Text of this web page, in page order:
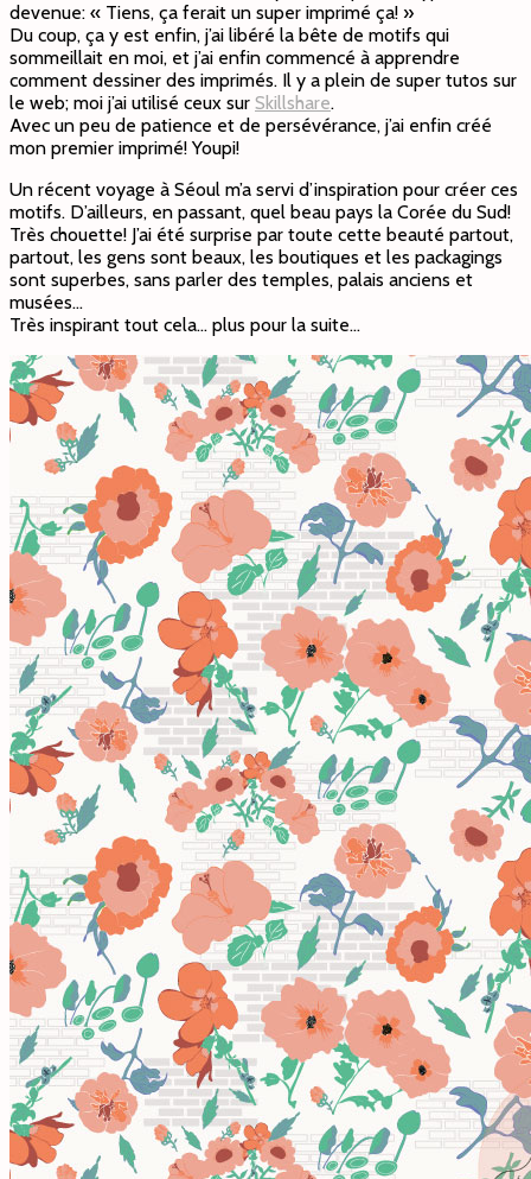
devenue: « Tiens, ça ferait un super imprimé ça! »
Du coup, ça y est enfin, j’ai libéré la bête de motifs qui
sommeillait en moi, et j’ai enfin commencé à apprendre
comment dessiner des imprimés. Il y a plein de super tutos sur
le web; moi j’ai utilisé ceux sur Skillshare.
Avec un peu de patience et de persévérance, j’ai enfin créé
mon premier imprimé! Youpi!
Un récent voyage à Séoul m’a servi d’inspiration pour créer ces
motifs. D’ailleurs, en passant, quel beau pays la Corée du Sud!
Très chouette! J’ai été surprise par toute cette beauté partout,
partout, les gens sont beaux, les boutiques et les packagings
sont superbes, sans parler des temples, palais anciens et
musées…
Très inspirant tout cela… plus pour la suite…